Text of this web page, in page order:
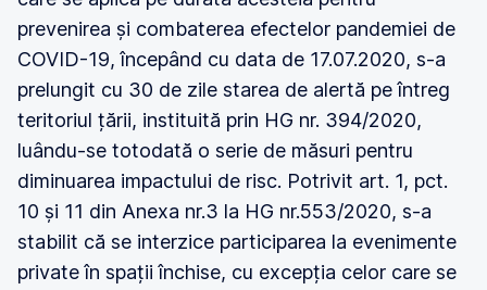
prevenirea și combaterea efectelor pandemiei de
COVID-19, începând cu data de 17.07.2020, s-a
prelungit cu 30 de zile starea de alertă pe întreg
teritoriul țării, instituită prin HG nr. 394/2020,
luându-se totodată o serie de măsuri pentru
diminuarea impactului de risc. Potrivit art. 1, pct.
10 și 11 din Anexa nr.3 la HG nr.553/2020, s-a
stabilit că se interzice participarea la evenimente
private în spații închise, cu excepția celor care se